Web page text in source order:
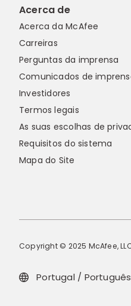
Acerca de
Acerca da McAfee
Carreiras
Perguntas da imprensa
Comunicados de
Investidores
Termos legais
As suas escolhas de
Requisitos do sistema
Mapa do Site
Copyright © 2025 McAfee,
Portugal / Português